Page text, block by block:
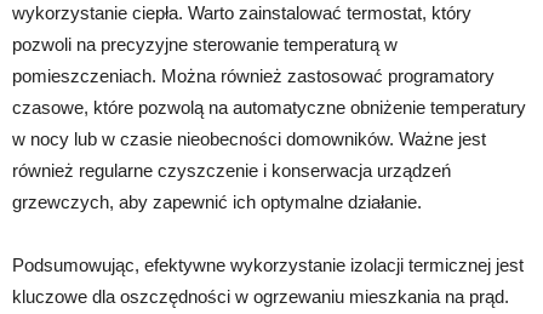
wykorzystanie ciepła. Warto zainstalować termostat, który
pozwoli na precyzyjne sterowanie temperaturą w
pomieszczeniach. Można również zastosować programatory
czasowe, które pozwolą na automatyczne obniżenie temperatury
w nocy lub w czasie nieobecności domowników. Ważne jest
również regularne czyszczenie i konserwacja urządzeń
grzewczych, aby zapewnić ich optymalne działanie.
Podsumowując, efektywne wykorzystanie izolacji termicznej jest
kluczowe dla oszczędności w ogrzewaniu mieszkania na prąd.